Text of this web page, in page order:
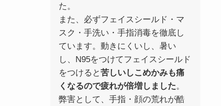
た。
また、必ずフェイスシールド・マ
スク・手洗い・手指消毒を徹底し
ています。動きにくいし、暑い
し、N95をつけてフェイスシールド
をつけると苦しいしこめかみも痛
くなるので疲れが倍増しました。
弊害として、手指・顔の荒れが酷